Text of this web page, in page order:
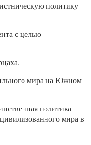
политику
с целью
мира на Южном
политика
мира в